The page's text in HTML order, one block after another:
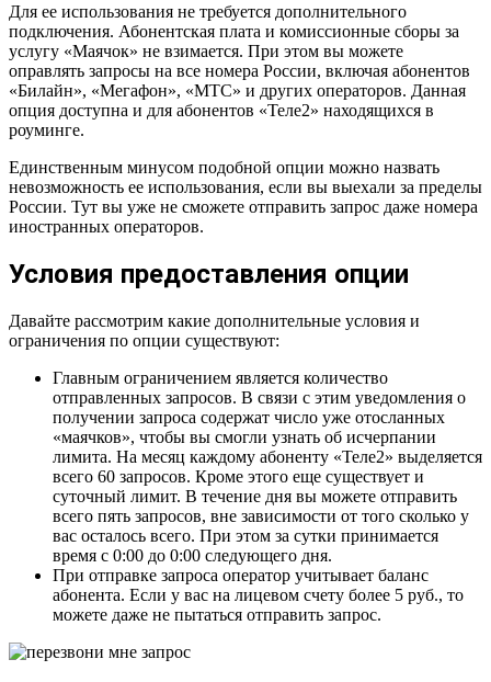
Для ее использования не требуется дополнительного
подключения. Абонентская плата и комиссионные сборы за
услугу «Маячок» не взимается. При этом вы можете
оправлять запросы на все номера России, включая абонентов
«Билайн», «Мегафон», «МТС» и других операторов. Данная
опция доступна и для абонентов «Теле2» находящихся в
роуминге.
Единственным минусом подобной опции можно назвать
невозможность ее использования, если вы выехали за пределы
России. Тут вы уже не сможете отправить запрос даже номера
иностранных операторов.
Условия предоставления опции
Давайте рассмотрим какие дополнительные условия и
ограничения по опции существуют:
Главным ограничением является количество
отправленных запросов. В связи с этим уведомления о
получении запроса содержат число уже отосланных
«маячков», чтобы вы смогли узнать об исчерпании
лимита. На месяц каждому абоненту «Теле2» выделяется
всего 60 запросов. Кроме этого еще существует и
суточный лимит. В течение дня вы можете отправить
всего пять запросов, вне зависимости от того сколько у
вас осталось всего. При этом за сутки принимается
время с 0:00 до 0:00 следующего дня.
При отправке запроса оператор учитывает баланс
абонента. Если у вас на лицевом счету более 5 руб., то
можете даже не пытаться отправить запрос.